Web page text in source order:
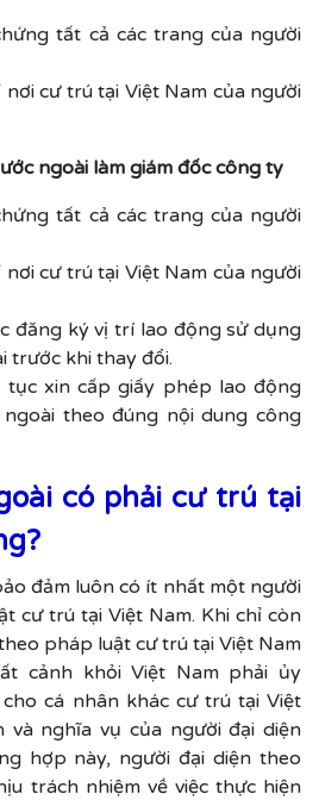
tất cả các trang của người
cư trú tại Việt Nam của người
ngoài làm giám đốc công ty
tất cả các trang của người
cư trú tại Việt Nam của người
đăng ký vị trí lao động sử dụng
trước khi thay đổi.
xin cấp giấy phép lao động
theo đúng nội dung công
có phải cư trú tại
đảm luôn có ít nhất một người
cư trú tại Việt Nam. Khi chỉ còn
pháp luật cư trú tại Việt Nam
cảnh khỏi Việt Nam phải ủy
cá nhân khác cư trú tại Việt
và nghĩa vụ của người đại diện
hợp này, người đại diện theo
trách nhiệm về việc thực hiện